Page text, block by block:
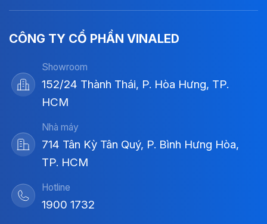
CÔNG TY CỔ PHẦN VINALED
Showroom
152/24 Thành Thái, P. Hòa Hưng, TP.
HCM
Nhà máy
714 Tân Kỳ Tân Quý, P. Bình Hưng Hòa,
TP. HCM
Hotline
1900 1732